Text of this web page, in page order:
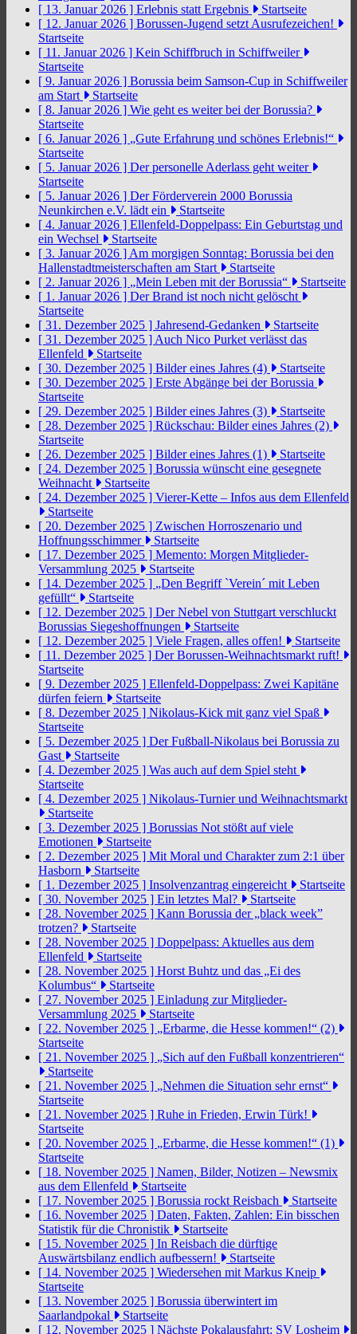
[ 13. Januar 2026 ] Erlebnis statt Ergebnis
Startseite
[ 12. Januar 2026 ] Borussen-Jugend setzt Ausrufezeichen!
Startseite
[ 11. Januar 2026 ] Kein Schiffbruch in Schiffweiler
Startseite
[ 9. Januar 2026 ] Borussia beim Samson-Cup in Schiffweiler
am Start
Startseite
[ 8. Januar 2026 ] Wie geht es weiter bei der Borussia?
Startseite
[ 6. Januar 2026 ] „Gute Erfahrung und schönes Erlebnis!“
Startseite
[ 5. Januar 2026 ] Der personelle Aderlass geht weiter
Startseite
[ 5. Januar 2026 ] Der Förderverein 2000 Borussia
Neunkirchen e.V. lädt ein
Startseite
[ 4. Januar 2026 ] Ellenfeld-Doppelpass: Ein Geburtstag und
ein Wechsel
Startseite
[ 3. Januar 2026 ] Am morgigen Sonntag: Borussia bei den
Hallenstadtmeisterschaften am Start
Startseite
[ 2. Januar 2026 ] „Mein Leben mit der Borussia“
Startseite
[ 1. Januar 2026 ] Der Brand ist noch nicht gelöscht
Startseite
[ 31. Dezember 2025 ] Jahresend-Gedanken
Startseite
[ 31. Dezember 2025 ] Auch Nico Purket verlässt das
Ellenfeld
Startseite
[ 30. Dezember 2025 ] Bilder eines Jahres (4)
Startseite
[ 30. Dezember 2025 ] Erste Abgänge bei der Borussia
Startseite
[ 29. Dezember 2025 ] Bilder eines Jahres (3)
Startseite
[ 28. Dezember 2025 ] Rückschau: Bilder eines Jahres (2)
Startseite
[ 26. Dezember 2025 ] Bilder eines Jahres (1)
Startseite
[ 24. Dezember 2025 ] Borussia wünscht eine gesegnete
Weihnacht
Startseite
[ 24. Dezember 2025 ] Vierer-Kette – Infos aus dem Ellenfeld
Startseite
[ 20. Dezember 2025 ] Zwischen Horroszenario und
Hoffnungsschimmer
Startseite
[ 17. Dezember 2025 ] Memento: Morgen Mitglieder-
Versammlung 2025
Startseite
[ 14. Dezember 2025 ] „Den Begriff `Verein´ mit Leben
gefüllt“
Startseite
[ 12. Dezember 2025 ] Der Nebel von Stuttgart verschluckt
Borussias Siegeshoffnungen
Startseite
[ 12. Dezember 2025 ] Viele Fragen, alles offen!
Startseite
[ 11. Dezember 2025 ] Der Borussen-Weihnachtsmarkt ruft!
Startseite
[ 9. Dezember 2025 ] Ellenfeld-Doppelpass: Zwei Kapitäne
dürfen feiern
Startseite
[ 8. Dezember 2025 ] Nikolaus-Kick mit ganz viel Spaß
Startseite
[ 5. Dezember 2025 ] Der Fußball-Nikolaus bei Borussia zu
Gast
Startseite
[ 4. Dezember 2025 ] Was auch auf dem Spiel steht
Startseite
[ 4. Dezember 2025 ] Nikolaus-Turnier und Weihnachtsmarkt
Startseite
[ 3. Dezember 2025 ] Borussias Not stößt auf viele
Emotionen
Startseite
[ 2. Dezember 2025 ] Mit Moral und Charakter zum 2:1 über
Hasborn
Startseite
[ 1. Dezember 2025 ] Insolvenzantrag eingereicht
Startseite
[ 30. November 2025 ] Ein letztes Mal?
Startseite
[ 28. November 2025 ] Kann Borussia der „black week”
trotzen?
Startseite
[ 28. November 2025 ] Doppelpass: Aktuelles aus dem
Ellenfeld
Startseite
[ 28. November 2025 ] Horst Buhtz und das „Ei des
Kolumbus“
Startseite
[ 27. November 2025 ] Einladung zur Mitglieder-
Versammlung 2025
Startseite
[ 22. November 2025 ] „Erbarme, die Hesse kommen!“ (2)
Startseite
[ 21. November 2025 ] „Sich auf den Fußball konzentrieren“
Startseite
[ 21. November 2025 ] „Nehmen die Situation sehr ernst“
Startseite
[ 21. November 2025 ] Ruhe in Frieden, Erwin Türk!
Startseite
[ 20. November 2025 ] „Erbarme, die Hesse kommen!“ (1)
Startseite
[ 18. November 2025 ] Namen, Bilder, Notizen – Newsmix
aus dem Ellenfeld
Startseite
[ 17. November 2025 ] Borussia rockt Reisbach
Startseite
[ 16. November 2025 ] Daten, Fakten, Zahlen: Ein bisschen
Statistik für die Chronistik
Startseite
[ 15. November 2025 ] In Reisbach die dürftige
Auswärtsbilanz endlich aufbessern!
Startseite
[ 14. November 2025 ] Wiedersehen mit Markus Kneip
Startseite
[ 13. November 2025 ] Borussia überwintert im
Saarlandpokal
Startseite
[ 12. November 2025 ] Nächste Pokalausfahrt: SV Losheim